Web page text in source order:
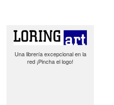
Una librería excepcional en la
red ¡Pincha el logo!